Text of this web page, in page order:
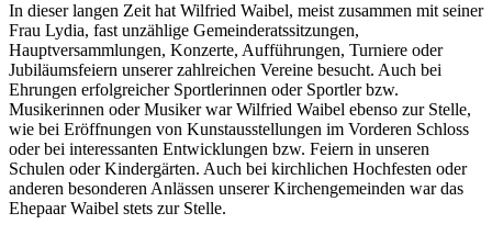
In dieser langen Zeit hat Wilfried Waibel, meist zusammen mit seiner
Frau Lydia, fast unzählige Gemeinderatssitzungen,
Hauptversammlungen, Konzerte, Aufführungen, Turniere oder
Jubiläumsfeiern unserer zahlreichen Vereine besucht. Auch bei
Ehrungen erfolgreicher Sportlerinnen oder Sportler bzw.
Musikerinnen oder Musiker war Wilfried Waibel ebenso zur Stelle,
wie bei Eröffnungen von Kunstausstellungen im Vorderen Schloss
oder bei interessanten Entwicklungen bzw. Feiern in unseren
Schulen oder Kindergärten. Auch bei kirchlichen Hochfesten oder
anderen besonderen Anlässen unserer Kirchengemeinden war das
Ehepaar Waibel stets zur Stelle.